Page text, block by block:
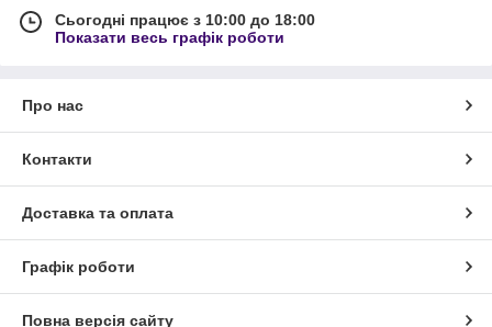
Сьогодні працює з 10:00 до 18:00
Показати весь графік роботи
Про нас
Контакти
Доставка та оплата
Графік роботи
Повна версія сайту